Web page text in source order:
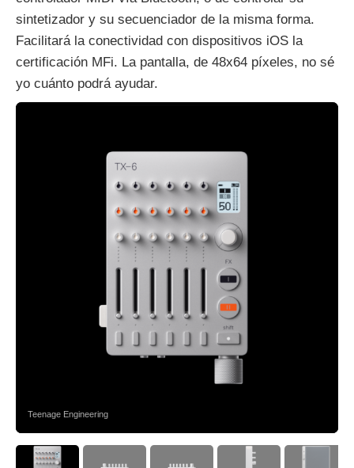
sintetizador y su secuenciador de la misma forma.
Facilitará la conectividad con dispositivos iOS la
certificación MFi. La pantalla, de 48x64 píxeles, no sé
yo cuánto podrá ayudar.
Teenage Engineering